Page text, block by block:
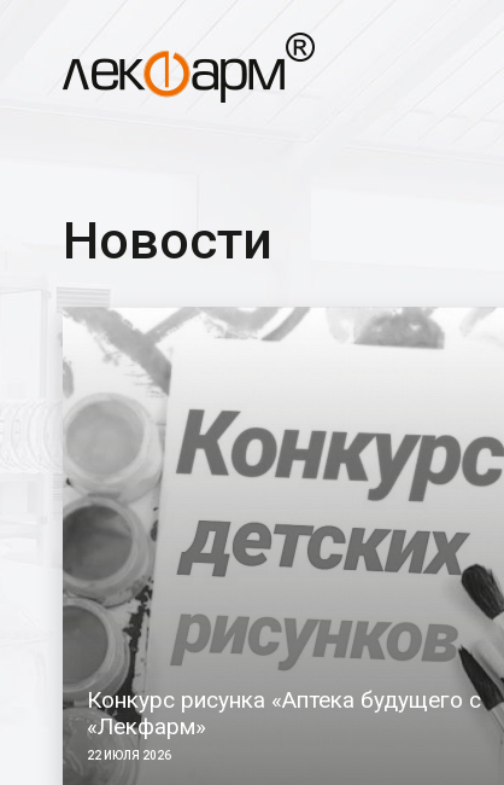
Новости
Конкурс рисунка «Аптека будущего с
«Лекфарм»
22 ИЮЛЯ 2026